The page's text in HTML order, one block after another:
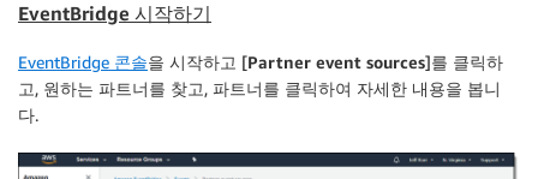
EventBridge 시작하기
EventBridge 콘솔을 시작하고 [Partner event sources]를 클릭하
고, 원하는 파트너를 찾고, 파트너를 클릭하여 자세한 내용을 봅니
다.